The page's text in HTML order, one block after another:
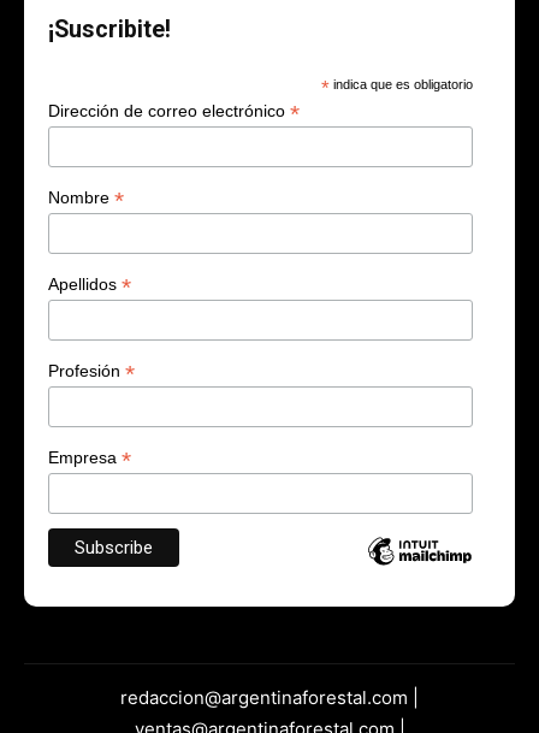
¡Suscribite!
* indica que es obligatorio
Dirección de correo electrónico *
Nombre *
Apellidos *
Profesión *
Empresa *
redaccion@argentinaforestal.com |